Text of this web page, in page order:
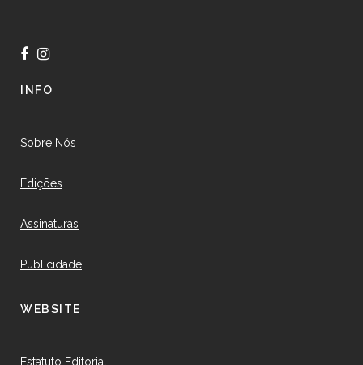
INFO
Sobre Nós
Edições
Assinaturas
Publicidade
WEBSITE
Estatuto Editorial